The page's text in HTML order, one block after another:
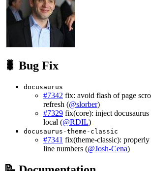
🐛 Bug Fix
docusaurus
#7342 fix: avoid flash of page
refresh (@slorber)
#7329 fix(core): inject
local (@RDIL)
docusaurus-theme-classic
#7341 fix(theme-classic):
line numbers (@Josh-Cena)